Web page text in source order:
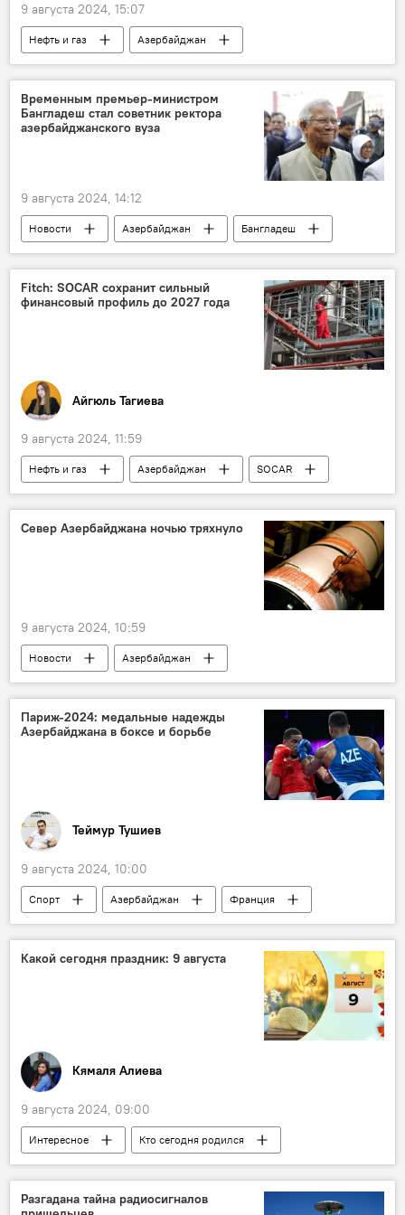
9 августа 2024, 15:07
Нефть и газ
Азербайджан
Экономика
Министерство энергетики АР
Добыча нефти
АЧГ
месторождение "Абшерон"
Европа
Временным премьер-министром
Бангладеш стал советник ректора
азербайджанского вуза
9 августа 2024, 14:12
Новости Азербайджан
Бангладеш
Политика
Нобелевская премия
Правительство
Премьер-министр
Акции протеста
Fitch: SOCAR сохранит сильный
финансовый профиль до 2027 года
Айгюль Тагиева
9 августа 2024, 11:59
Нефть и газ Азербайджан
SOCAR
Fitch Ratings
Прогноз
Долгосрочные рейтинги дефолта эмитента
Капитал
Север Азербайджана ночью тряхнуло
9 августа 2024, 10:59
Новости
Азербайджан
Землетрясение
Общество
Губинский район
Сейсмология
НАНА
Париж-2024: медальные надежды
Азербайджана в боксе и борьбе
Теймур Тушиев
9 августа 2024, 10:00
Спорт Азербайджан
Франция
Париж
Париж
Олимпиада-2024
Бокс
Альфонсо Домингес
Медаль
Какой сегодня праздник: 9 августа
Кямаля Алиева
9 августа 2024, 09:00
Интересное
Кто сегодня родился
Какой сегодня праздник
Азербайджан
Стилист
Разгадана тайна радиосигналов